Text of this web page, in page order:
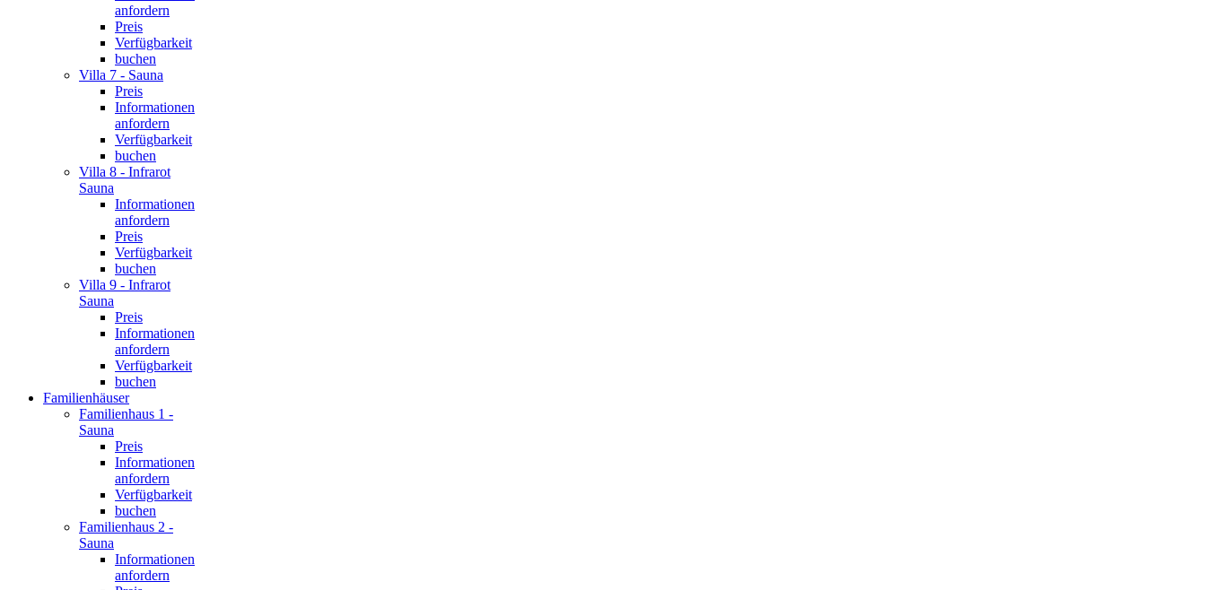
anfordern
Preis
Verfügbarkeit
buchen
Villa 7 - Sauna
Preis
Informationen
anfordern
Verfügbarkeit
buchen
Villa 8 - Infrarot
Sauna
Informationen
anfordern
Preis
Verfügbarkeit
buchen
Villa 9 - Infrarot
Sauna
Preis
Informationen
anfordern
Verfügbarkeit
buchen
Familienhäuser
Familienhaus 1 -
Sauna
Preis
Informationen
anfordern
Verfügbarkeit
buchen
Familienhaus 2 -
Sauna
Informationen
anfordern